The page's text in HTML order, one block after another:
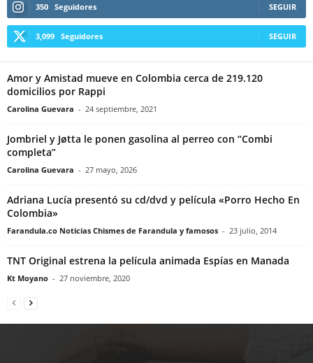
350 Seguidores SEGUIR
3,099 Seguidores SEGUIR
Amor y Amistad mueve en Colombia cerca de 219.120
domicilios por Rappi
Carolina Guevara - 24 septiembre, 2021
Jombriel y Jøtta le ponen gasolina al perreo con “Combi
completa”
Carolina Guevara - 27 mayo, 2026
Adriana Lucía presentó su cd/dvd y película «Porro Hecho En
Colombia»
Farandula.co Noticias Chismes de Farandula y famosos - 23 julio, 2014
TNT Original estrena la película animada Espías en Manada
Kt Moyano - 27 noviembre, 2020